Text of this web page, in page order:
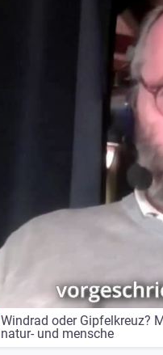
Windrad oder Gipfelkreuz?
natur- und mensche